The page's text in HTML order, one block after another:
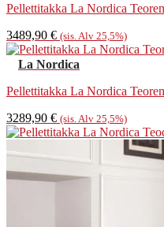
Pellettitakka La Nordica
3489,90 € (sis. Alv 25,5%)
La Nordica
Pellettitakka La Nordica
3289,90 € (sis. Alv 25,5%)